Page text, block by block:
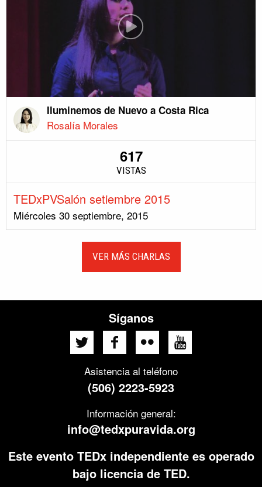
Iluminemos de Nuevo a Costa Rica
Rosalía Morales
617
VISTAS
TEDxPVSalón setiembre 2015
Miércoles 30 septiembre, 2015
VER MÁS CHARLAS
Síganos
Asistencia al teléfono
(506) 2223-5923
Información general:
info@tedxpuravida.org
Este evento TEDx independiente es operado
bajo licencia de TED.